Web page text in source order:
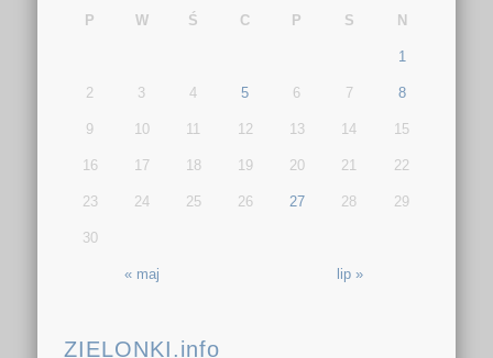
P
W Ś C P S N
« maj lip »
1
2 3 4 5 6 7 8
9 10 11 12 13 14 15
16 17 18 19 20 21 22
23 24 25 26 27 28 29
30
ZIELONKI.info